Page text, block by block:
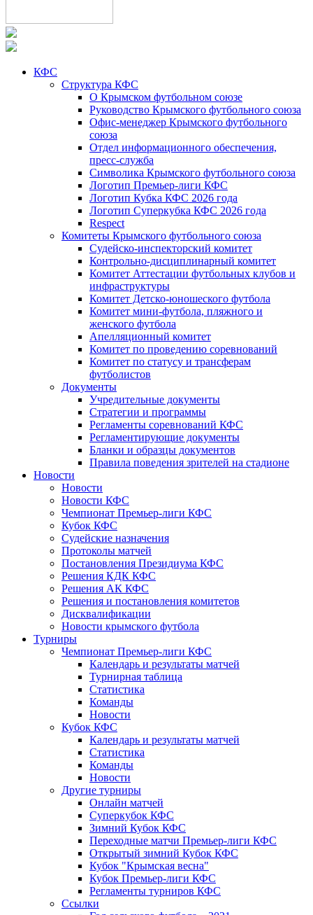
КФС
Структура КФС
О Крымском футбольном союзе
Руководство Крымского футбольного союза
Офис-менеджер Крымского футбольного
союза
Отдел информационного обеспечения,
пресс-служба
Символика Крымского футбольного союза
Логотип Премьер-лиги КФС
Логотип Кубка КФС 2026 года
Логотип Суперкубка КФС 2026 года
Respect
Комитеты Крымского футбольного союза
Судейско-инспекторский комитет
Контрольно-дисциплинарный комитет
Комитет Аттестации футбольных клубов и
инфраструктуры
Комитет Детско-юношеского футбола
Комитет мини-футбола, пляжного и
женского футбола
Апелляционный комитет
Комитет по проведению соревнований
Комитет по статусу и трансферам
футболистов
Документы
Учредительные документы
Стратегии и программы
Регламенты соревнований КФС
Регламентирующие документы
Бланки и образцы документов
Правила поведения зрителей на стадионе
Новости
Новости
Новости КФС
Чемпионат Премьер-лиги КФС
Кубок КФС
Судейские назначения
Протоколы матчей
Постановления Президиума КФС
Решения КДК КФС
Решения АК КФС
Решения и постановления комитетов
Дисквалификации
Новости крымского футбола
Турниры
Чемпионат Премьер-лиги КФС
Календарь и результаты матчей
Турнирная таблица
Статистика
Команды
Новости
Кубок КФС
Календарь и результаты матчей
Статистика
Команды
Новости
Другие турниры
Онлайн матчей
Суперкубок КФС
Зимний Кубок КФС
Переходные матчи Премьер-лиги КФС
Открытый зимний Кубок КФС
Кубок "Крымская весна"
Кубок Премьер-лиги КФС
Регламенты турниров КФС
Ссылки